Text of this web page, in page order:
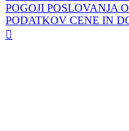
POGOJI POSLOVANJA
PODATKOV CENE IN
